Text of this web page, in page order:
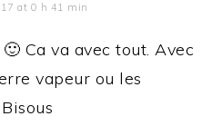
at 0 h 41 min
Ca va avec tout. Avec
vapeur ou les